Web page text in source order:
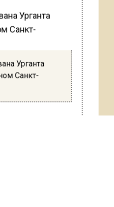
Урганта
Санкт-